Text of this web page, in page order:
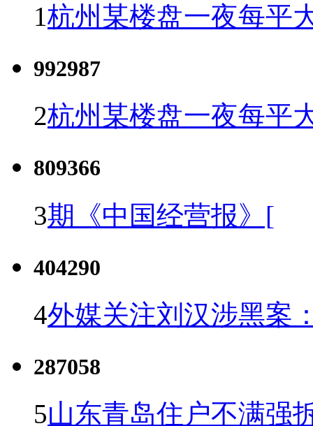
1杭州某楼盘一夜每平
992987
2杭州某楼盘一夜每平
809366
3期《中国经营报》[
404290
4外媒关注刘汉涉黑案
287058
5山东青岛住户不满强